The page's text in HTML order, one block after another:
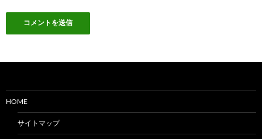
HOME
サイトマップ